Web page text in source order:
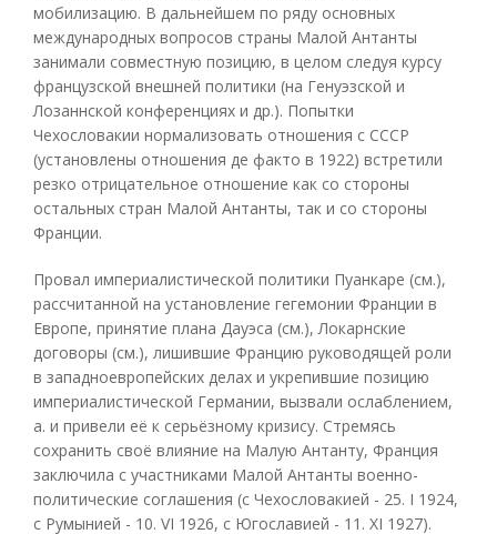
мобилизацию. В дальнейшем по ряду основных
международных вопросов страны Малой Антанты
занимали совместную позицию, в целом следуя курсу
французской внешней политики (на Генуэзской и
Лозаннской конференциях и др.). Попытки
Чехословакии нормализовать отношения с СССР
(установлены отношения де факто в 1922) встретили
резко отрицательное отношение как со стороны
остальных стран Малой Антанты, так и со стороны
Франции.
Провал империалистической политики Пуанкаре (см.),
рассчитанной на установление гегемонии Франции в
Европе, принятие плана Дауэса (см.), Локарнские
договоры (см.), лишившие Францию руководящей роли
в западноевропейских делах и укрепившие позицию
империалистической Германии, вызвали ослаблением,
а. и привели её к серьёзному кризису. Стремясь
сохранить своё влияние на Малую Антанту, Франция
заключила с участниками Малой Антанты военно-
политические соглашения (с Чехословакией - 25. I 1924,
с Румынией - 10. VI 1926, с Югославией - 11. XI 1927).